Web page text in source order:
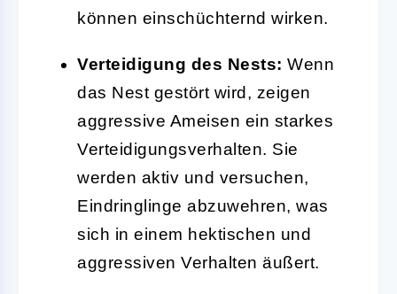
können einschüchternd wirken.
Verteidigung des Nests: Wenn
das Nest gestört wird, zeigen
aggressive Ameisen ein starkes
Verteidigungsverhalten. Sie
werden aktiv und versuchen,
Eindringlinge abzuwehren, was
sich in einem hektischen und
aggressiven Verhalten äußert.